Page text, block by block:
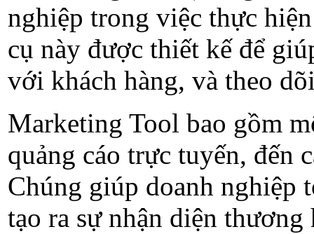
nghiệp trong việc thực
cụ này được thiết kế để
với khách hàng, và theo
Marketing Tool bao gồm
quảng cáo trực tuyến, đến
Chúng giúp doanh nghiệp
tạo ra sự nhận diện